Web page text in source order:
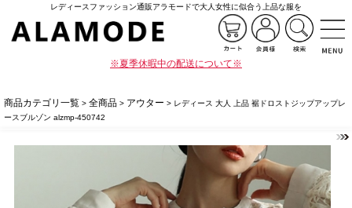
レディースファッション通販アラモードで大人女性に似合う上品な服を
※夏季休暇中の配送について※
商品カテゴリ一覧 > 全商品 > アウター > レディース 大人 上品 裾ドロストジップアップレ
ースブルゾン alzmp-450742